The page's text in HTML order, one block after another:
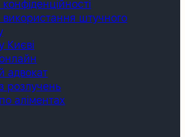
використання штучного
Києві
адвокат
розлучень
аліментах